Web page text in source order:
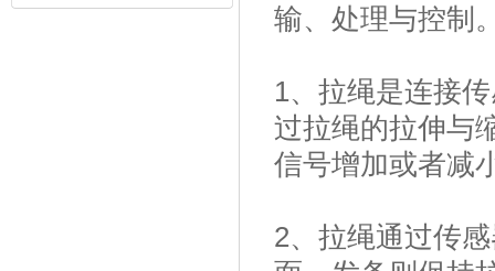
输、处理与控制
1、拉绳是连接
过拉绳的拉伸与
信号增加或者减
2、拉绳通过传